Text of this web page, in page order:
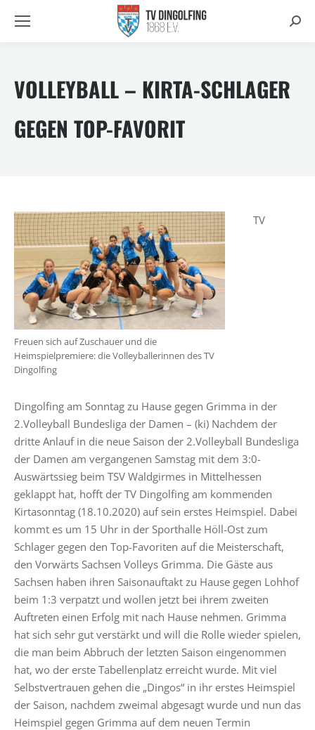
VOLLEYBALL – KIRTA-SCHLAGER
GEGEN TOP-FAVORIT
Freuen sich auf Zuschauer und die
Heimspielpremiere: die Volleyballerinnen des TV
Dingolfing
TV
Dingolfing am Sonntag zu Hause gegen Grimma in der
2.Volleyball Bundesliga der Damen – (ki) Nachdem der
dritte Anlauf in die neue Saison der 2.Volleyball Bundesliga
der Damen am vergangenen Samstag mit dem 3:0-
Auswärtssieg beim TSV Waldgirmes in Mittelhessen
geklappt hat, hofft der TV Dingolfing am kommenden
Kirtasonntag (18.10.2020) auf sein erstes Heimspiel. Dabei
kommt es um 15 Uhr in der Sporthalle Höll-Ost zum
Schlager gegen den Top-Favoriten auf die Meisterschaft,
den Vorwärts Sachsen Volleys Grimma. Die Gäste aus
Sachsen haben ihren Saisonauftakt zu Hause gegen Lohhof
beim 1:3 verpatzt und wollen jetzt bei ihrem zweiten
Auftreten einen Erfolg mit nach Hause nehmen. Grimma
hat sich sehr gut verstärkt und will die Rolle wieder spielen,
die man beim Abbruch der letzten Saison eingenommen
hat, wo der erste Tabellenplatz erreicht wurde. Mit viel
Selbstvertrauen gehen die „Dingos“ in ihr erstes Heimspiel
der Saison, nachdem zweimal abgesagt wurde und nun das
Heimspiel gegen Grimma auf dem neuen Termin